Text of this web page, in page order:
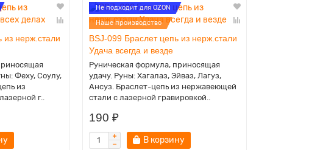
из нерж.стали
Феху, Соулу,
из
г..
Не подходит для OZON
Наше производство
BSJ-099 Браслет цепь из нерж.стали
Удача всегда и везде
Руническая формула, приносящая
удачу. Руны: Хагалаз, Эйваз, Лагуз,
Ансуз. Браслет-цепь из нержавеющей
стали с лазерной гравировкой..
190 ₽
В корзину